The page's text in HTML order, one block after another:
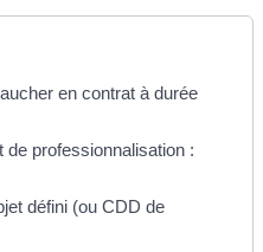
en contrat à durée
professionnalisation :
défini (ou CDD de